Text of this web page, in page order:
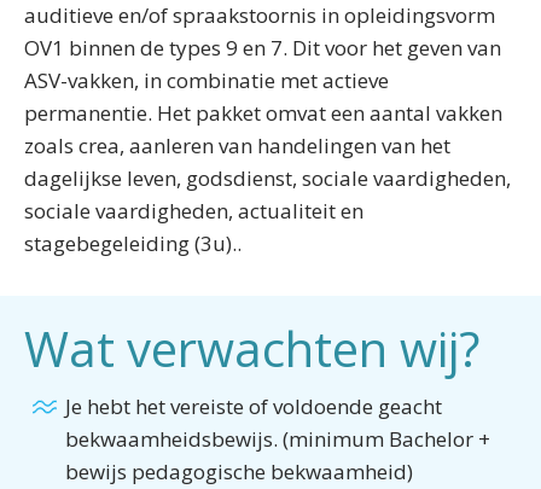
auditieve en/of spraakstoornis in opleidingsvorm
OV1 binnen de types 9 en 7. Dit voor het geven van
ASV-vakken, in combinatie met actieve
permanentie. Het pakket omvat een aantal vakken
zoals crea, aanleren van handelingen van het
dagelijkse leven, godsdienst, sociale vaardigheden,
sociale vaardigheden, actualiteit en
stagebegeleiding (3u)..
Wat verwachten wij?
Je hebt het vereiste of voldoende geacht
bekwaamheidsbewijs. (minimum Bachelor +
bewijs pedagogische bekwaamheid)